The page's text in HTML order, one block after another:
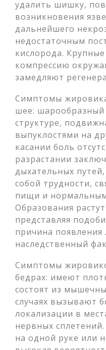
удалить шишку,
возникновения
дальнейшего
недостаточным
кислорода.
компрессию
замедляют
Симптомы
шее: шарообразный
структуре,
выпуклостями на
касании боль
разрастании
дыхательных
собой трудности,
пищи и
Образования
представляя
причина появления
наследственный
Симптомы
бедрах: имеют
состоят из
случаях вызывают
локализации в
нервных
на одной руке или